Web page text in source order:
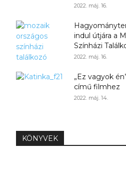
2022. máj. 16.
indul útjára a
Színházi
2022. máj. 16.
„Ez vagyok
című filmhez
2022. máj. 14.
KÖNYVEK